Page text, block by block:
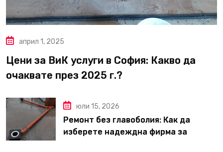
април 1, 2025
Цени за ВиК услуги в София: Какво да
очаквате през 2025 г.?
юли 15, 2026
Ремонт без главоболия: Как да
изберете надеждна фирма за